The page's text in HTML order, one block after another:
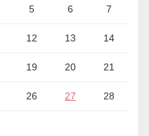
5 6 7
12 13 14
19 20 21
26 27 28